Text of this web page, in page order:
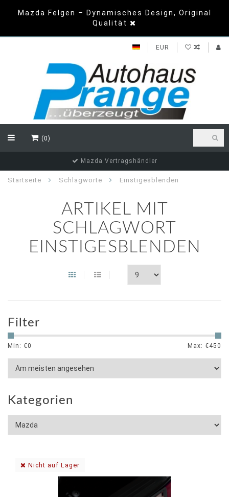
Mazda Felgen – Dynamisches Design, Original
Qualität
EUR
(0)
Mazda Vertragshändler
Startseite Schlagworte Einstigesblenden
ARTIKEL MIT
SCHLAGWORT
EINSTIGESBLENDEN
Filter
Min: €0 Max: €450
Kategorien
Nicht auf Lager